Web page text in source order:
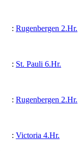
: Rugenbergen 2.Hr.
: St. Pauli 6.Hr.
: Rugenbergen 2.Hr.
: Victoria 4.Hr.